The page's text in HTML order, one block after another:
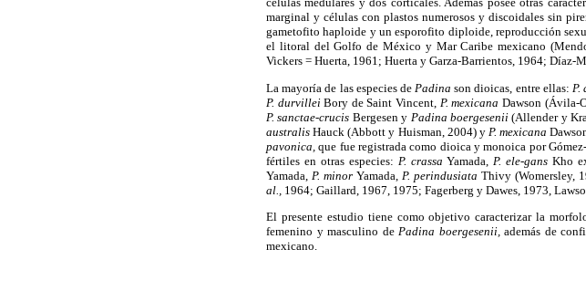
marginal y células con plastos numerosos y discoidales sin
gametofito haploide y un esporofito diploide, reproducción
el litoral del Golfo de México y Mar Caribe mexicano
Vickers = Huerta, 1961; Huerta y Garza-Barrientos, 1964; Díaz-
La mayoría de las especies de Padina son dioicas, entre ellas:
P. durvilleiBory de Saint Vincent, P. mexicana Dawson (Ávila-
P. sanctae-crucis Bergesen y Padina boergesenii(Allender y
australis Hauck (Abbott y Huisman, 2004) y P. mexicana
pavonica, que fue registrada como dioica y monoica por
fértiles en otras especies: P. crassa Yamada, P. ele-gans Kho
Yamada, P. minor Yamada, P. perindusiata Thivy (Womersley,
al.,
1964; Gaillard, 1967, 1975; Fagerberg y Dawes, 1973,
El presente estudio tiene como objetivo caracterizar la
femenino y masculino de Padina boergesenii, además de
mexicano.